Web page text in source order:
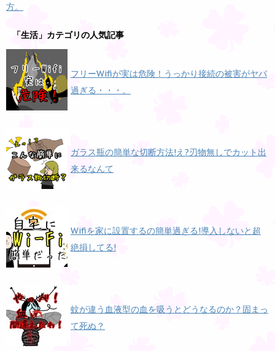
方。
「生活」カテゴリの人気記事
フリーWifiが実は危険！うっかり接続の被害がヤバ
過ぎる・・・。
ガラス瓶の簡単な切断方法!え?刃物無しでカット出
来るなんて
Wifiを家に設置するの簡単過ぎる!導入しないと超
絶損してる!
蚊が違う血液型の血を吸うとどうなるのか？固まっ
て死ぬ？